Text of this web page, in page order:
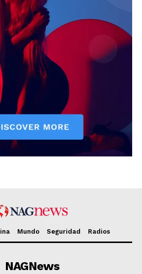
Mundo Seguridad Radios
NAGNews